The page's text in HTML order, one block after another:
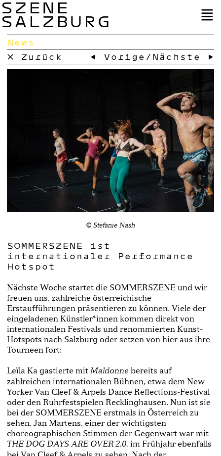
SZENE
SALZBURG
News
× Zurück
← Vorige / Nächste →
© Stefanie Nash
SOMMERSZENE ist
internationaler Performance
Hotspot
Nächste Woche startet die SOMMERSZENE und wir
freuen uns, zahlreiche österreichische
Erstaufführungen präsentieren zu können. Viele der
eingeladenen Künstler*innen kommen direkt von
internationalen Festivals und renommierten Kunst-
Hotspots nach Salzburg oder setzen von hier aus ihre
Tourneen fort:
Leïla Ka gastierte mit Maldonne bereits auf
zahlreichen internationalen Bühnen, etwa dem New
Yorker Van Cleef & Arpels Dance Reflections-Festival
oder den Ruhrfestspielen Recklinghausen. Nun ist sie
bei der SOMMERSZENE erstmals in Österreich zu
sehen. Jan Martens, einer der wichtigsten
choreographischen Stimmen der Gegenwart war mit
THE DOG DAYS ARE OVER 2.0. im Frühjahr ebenfalls